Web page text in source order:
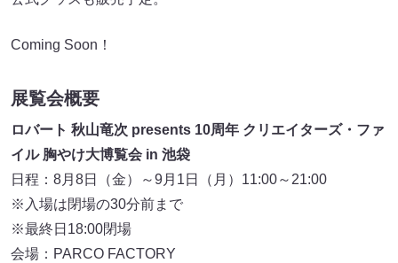
Coming Soon！
展覧会概要
ロバート 秋山竜次 presents 10周年 クリエイターズ・ファ
イル 胸やけ大博覧会 in 池袋
日程：8月8日（金）～9月1日（月）11:00～21:00
※入場は閉場の30分前まで
※最終日18:00閉場
会場：PARCO FACTORY